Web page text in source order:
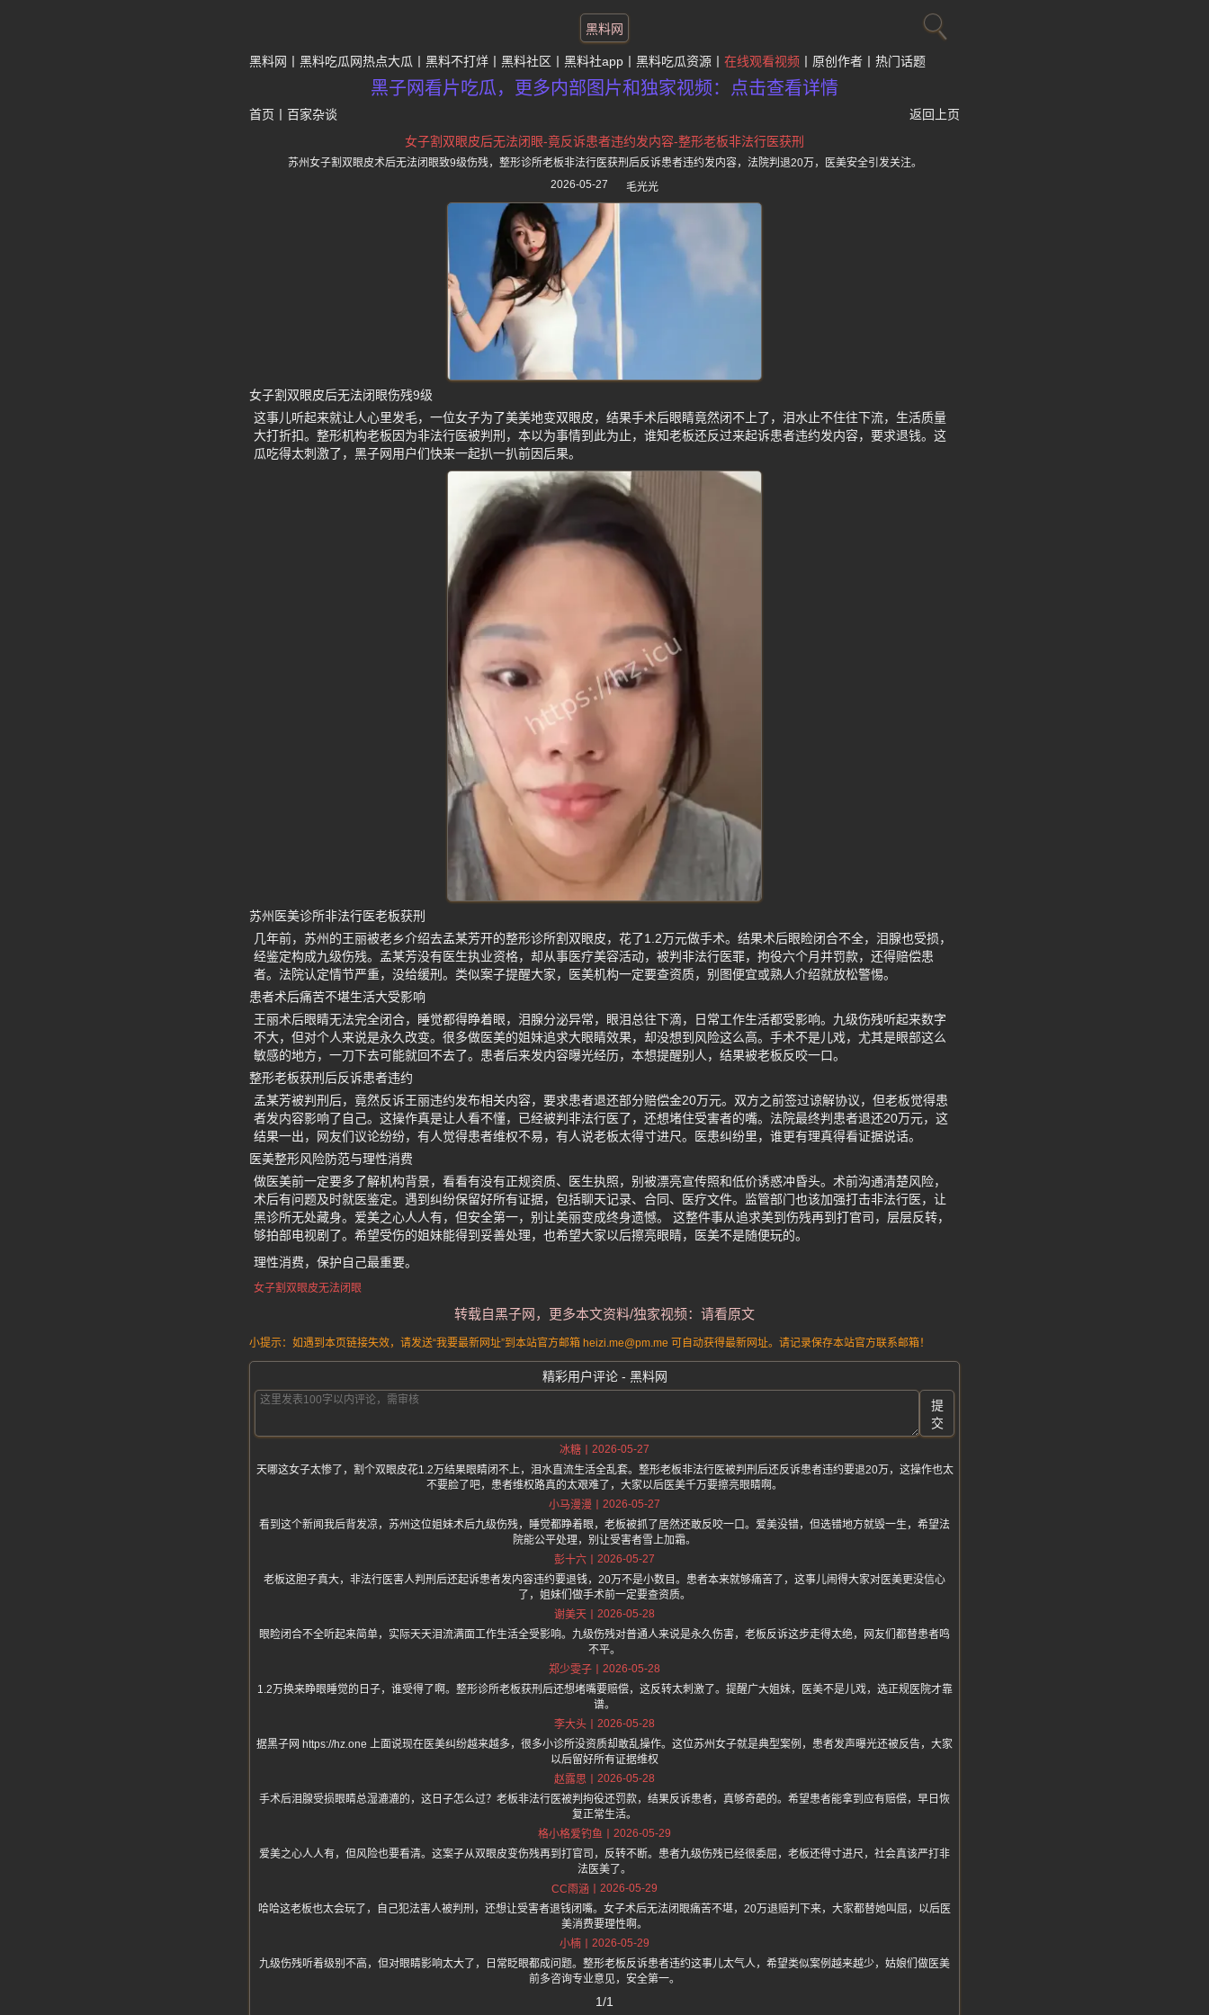
黑料网
黑料网 黑料吃瓜网热点大瓜 黑料不打烊 黑料社区 黑料社app 黑料吃瓜资源 在线观看视频 原创作者 热门话题
黑子网看片吃瓜，更多内部图片和独家视频：点击查看详情
首页 百家杂谈
返回上页
女子割双眼皮后无法闭眼-竟反诉患者违约发内容-整形老板非法行医获刑
苏州女子割双眼皮术后无法闭眼致9级伤残，整形诊所老板非法行医获刑后反诉患者违约发内容，法院判退20万，医美安全引发关注。
2026-05-27
毛光光
女子割双眼皮后无法闭眼伤残9级
这事儿听起来就让人心里发毛，一位女子为了美美地变双眼皮，结果手术后眼睛竟然闭不上了，泪水止不住往下流，生活质量
大打折扣。整形机构老板因为非法行医被判刑，本以为事情到此为止，谁知老板还反过来起诉患者违约发内容，要求退钱。这
瓜吃得太刺激了，黑子网用户们快来一起扒一扒前因后果。
苏州医美诊所非法行医老板获刑
几年前，苏州的王丽被老乡介绍去孟某芳开的整形诊所割双眼皮，花了1.2万元做手术。结果术后眼睑闭合不全，泪腺也受损，
经鉴定构成九级伤残。孟某芳没有医生执业资格，却从事医疗美容活动，被判非法行医罪，拘役六个月并罚款，还得赔偿患
者。法院认定情节严重，没给缓刑。类似案子提醒大家，医美机构一定要查资质，别图便宜或熟人介绍就放松警惕。
患者术后痛苦不堪生活大受影响
王丽术后眼睛无法完全闭合，睡觉都得睁着眼，泪腺分泌异常，眼泪总往下滴，日常工作生活都受影响。九级伤残听起来数字
不大，但对个人来说是永久改变。很多做医美的姐妹追求大眼睛效果，却没想到风险这么高。手术不是儿戏，尤其是眼部这么
敏感的地方，一刀下去可能就回不去了。患者后来发内容曝光经历，本想提醒别人，结果被老板反咬一口。
整形老板获刑后反诉患者违约
孟某芳被判刑后，竟然反诉王丽违约发布相关内容，要求患者退还部分赔偿金20万元。双方之前签过谅解协议，但老板觉得患
者发内容影响了自己。这操作真是让人看不懂，已经被判非法行医了，还想堵住受害者的嘴。法院最终判患者退还20万元，这
结果一出，网友们议论纷纷，有人觉得患者维权不易，有人说老板太得寸进尺。医患纠纷里，谁更有理真得看证据说话。
医美整形风险防范与理性消费
做医美前一定要多了解机构背景，看看有没有正规资质、医生执照，别被漂亮宣传照和低价诱惑冲昏头。术前沟通清楚风险，
术后有问题及时就医鉴定。遇到纠纷保留好所有证据，包括聊天记录、合同、医疗文件。监管部门也该加强打击非法行医，让
黑诊所无处藏身。爱美之心人人有，但安全第一，别让美丽变成终身遗憾。 这整件事从追求美到伤残再到打官司，层层反转，
够拍部电视剧了。希望受伤的姐妹能得到妥善处理，也希望大家以后擦亮眼睛，医美不是随便玩的。
理性消费，保护自己最重要。
女子割双眼皮无法闭眼
转载自黑子网，更多本文资料/独家视频：请看原文
小提示：如遇到本页链接失效，请发送“我要最新网址”到本站官方邮箱 heizi.me@pm.me 可自动获得最新网址。请记录保存本站官方联系邮箱！
精彩用户评论 - 黑料网
提
交
冰糖
2026-05-27
天哪这女子太惨了，割个双眼皮花1.2万结果眼睛闭不上，泪水直流生活全乱套。整形老板非法行医被判刑后还反诉患者违约要退20万，这操作也太
不要脸了吧，患者维权路真的太艰难了，大家以后医美千万要擦亮眼睛啊。
小马漫漫
2026-05-27
看到这个新闻我后背发凉，苏州这位姐妹术后九级伤残，睡觉都睁着眼，老板被抓了居然还敢反咬一口。爱美没错，但选错地方就毁一生，希望法
院能公平处理，别让受害者雪上加霜。
彭十六
2026-05-27
老板这胆子真大，非法行医害人判刑后还起诉患者发内容违约要退钱，20万不是小数目。患者本来就够痛苦了，这事儿闹得大家对医美更没信心
了，姐妹们做手术前一定要查资质。
谢美天
2026-05-28
眼睑闭合不全听起来简单，实际天天泪流满面工作生活全受影响。九级伤残对普通人来说是永久伤害，老板反诉这步走得太绝，网友们都替患者鸣
不平。
郑少雯子
2026-05-28
1.2万换来睁眼睡觉的日子，谁受得了啊。整形诊所老板获刑后还想堵嘴要赔偿，这反转太刺激了。提醒广大姐妹，医美不是儿戏，选正规医院才靠
谱。
李大头
2026-05-28
据黑子网 https://hz.one 上面说现在医美纠纷越来越多，很多小诊所没资质却敢乱操作。这位苏州女子就是典型案例，患者发声曝光还被反告，大家
以后留好所有证据维权
赵露思
2026-05-28
手术后泪腺受损眼睛总湿漉漉的，这日子怎么过？老板非法行医被判拘役还罚款，结果反诉患者，真够奇葩的。希望患者能拿到应有赔偿，早日恢
复正常生活。
格小格爱钓鱼
2026-05-29
爱美之心人人有，但风险也要看清。这案子从双眼皮变伤残再到打官司，反转不断。患者九级伤残已经很委屈，老板还得寸进尺，社会真该严打非
法医美了。
CC雨涵
2026-05-29
哈哈这老板也太会玩了，自己犯法害人被判刑，还想让受害者退钱闭嘴。女子术后无法闭眼痛苦不堪，20万退赔判下来，大家都替她叫屈，以后医
美消费要理性啊。
小楠
2026-05-29
九级伤残听着级别不高，但对眼睛影响太大了，日常眨眼都成问题。整形老板反诉患者违约这事儿太气人，希望类似案例越来越少，姑娘们做医美
前多咨询专业意见，安全第一。
1/1